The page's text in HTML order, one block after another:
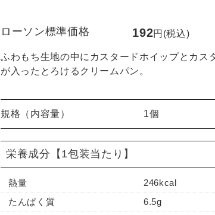
ローソン標準価格 192円(税込)
ふわもち生地の中にカスタードホイップとカス
が入ったとろけるクリームパン。
規格（内容量） 1個
栄養成分 【1包装当たり】
熱量
246kcal
たんぱく質
6.5g